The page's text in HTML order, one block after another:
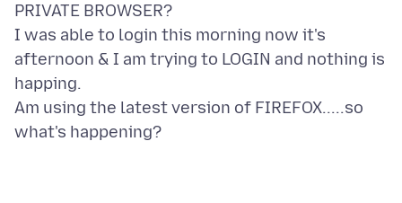
PRIVATE BROWSER?
I was able to login this morning now it's
afternoon & I am trying to LOGIN and nothing is
happing.
Am using the latest version of FIREFOX.....so